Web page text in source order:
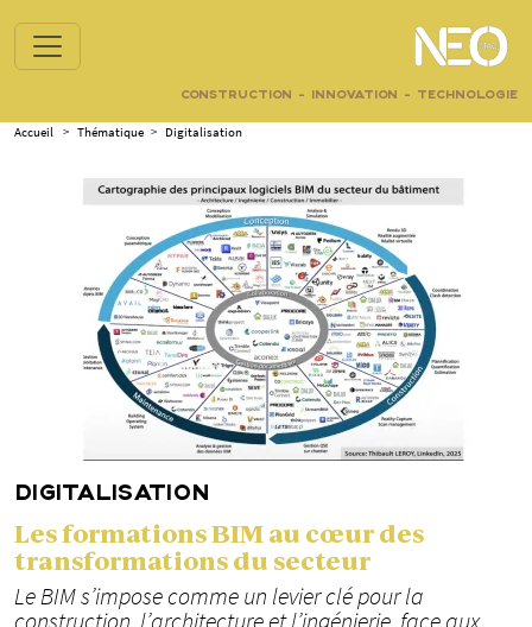
CONSTRUCTION - INNOVATION - TECHNOLOGIE
Accueil > Thématique > Digitalisation
DIGITALISATION
Les formations BIM au cœur des
transformations du secteur
Le BIM s’impose comme un levier clé pour la
construction, l’architecture et l’ingénierie, face aux